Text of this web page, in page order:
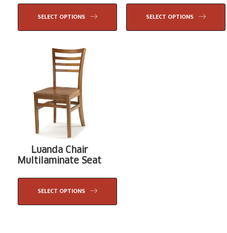
SELECT OPTIONS SELECT OPTIONS
Luanda Chair
Multilaminate Seat
SELECT OPTIONS